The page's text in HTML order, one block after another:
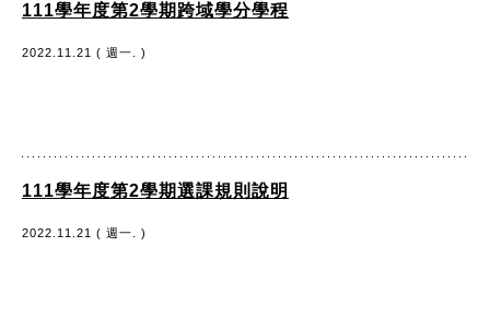
111學年度第2學期跨域學分學程
2022.11.21 ( 週一. )
111學年度第2學期選課規則說明
2022.11.21 ( 週一. )